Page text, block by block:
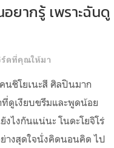
ยากรู้ เพราะฉันดู
ร์ดที่คุณให้มา
นชิโยเนะสี ศิลปินมาก
ดูเงียบขรึมและพูดน้อย
งไงกันแน่นะ โนดะโยจิโร่
างสุดใจนั่งคิดนอนคิด ไป